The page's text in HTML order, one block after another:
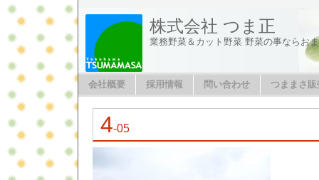
株式会社 つま正
業務野菜＆カット野菜 野菜の事ならお
会社概要 採用情報 問い合わせ つままさ
4-05